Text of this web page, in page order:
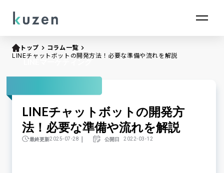
トップ keyboard_arrow_right コラム一覧keyboard_arrow_right
LINEチャットボットの開発方法！必要な準備や流れを解説
LINEチャットボットの開発方
法！必要な準備や流れを解説
最終更新2025-07-28 ｜ 公開日 2022-03-12